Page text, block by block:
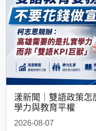
漾新聞｜雙語政策
學力與教育平權
2026-08-07